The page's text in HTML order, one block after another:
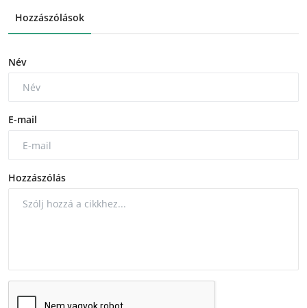
Hozzászólások
Név
E-mail
Hozzászólás